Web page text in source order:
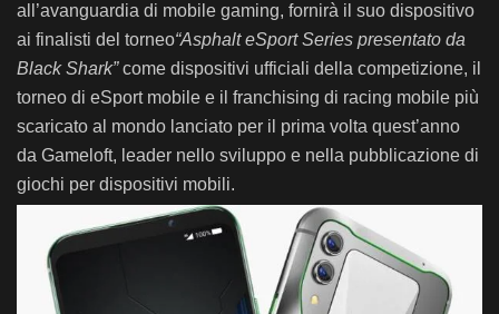
all’avanguardia di mobile gaming, fornirà il suo dispositivo
ai finalisti del torneo“Asphalt eSport Series presentato da
Black Shark”come dispositivi ufficiali della competizione, il
torneo di eSport mobile e il franchising di racing mobile più
scaricato al mondo lanciato per il prima volta quest’anno
da Gameloft, leader nello sviluppo e nella pubblicazione di
giochi per dispositivi mobili.